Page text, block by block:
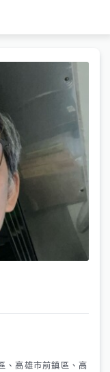
、高雄市前鎮區、高